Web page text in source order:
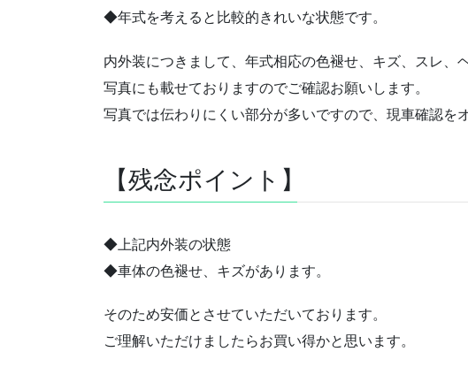
◆年式を考えると比較的きれいな状態です。
内外装につきまして、年式相応の色褪せ、キズ、スレ、
写真にも載せておりますのでご確認お願いします。
写真では伝わりにくい部分が多いですので、現車確認を
【残念ポイント】
◆上記内外装の状態
◆車体の色褪せ、キズがあります。
そのため安価とさせていただいております。
ご理解いただけましたらお買い得かと思います。